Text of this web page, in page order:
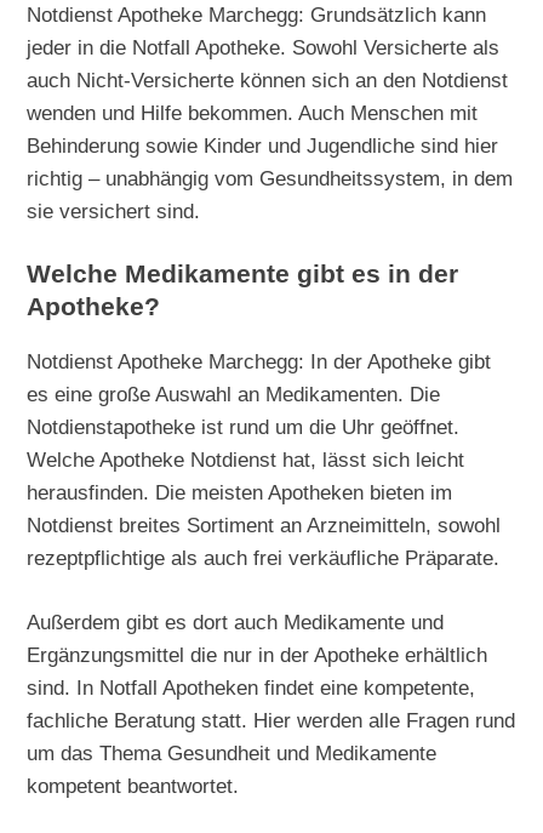
Notdienst Apotheke Marchegg: Grundsätzlich kann
jeder in die Notfall Apotheke. Sowohl Versicherte als
auch Nicht-Versicherte können sich an den Notdienst
wenden und Hilfe bekommen. Auch Menschen mit
Behinderung sowie Kinder und Jugendliche sind hier
richtig – unabhängig vom Gesundheitssystem, in dem
sie versichert sind.
Welche Medikamente gibt es in der
Apotheke?
Notdienst Apotheke Marchegg: In der Apotheke gibt
es eine große Auswahl an Medikamenten. Die
Notdienstapotheke ist rund um die Uhr geöffnet.
Welche Apotheke Notdienst hat, lässt sich leicht
herausfinden. Die meisten Apotheken bieten im
Notdienst breites Sortiment an Arzneimitteln, sowohl
rezeptpflichtige als auch frei verkäufliche Präparate.
Außerdem gibt es dort auch Medikamente und
Ergänzungsmittel die nur in der Apotheke erhältlich
sind. In Notfall Apotheken findet eine kompetente,
fachliche Beratung statt. Hier werden alle Fragen rund
um das Thema Gesundheit und Medikamente
kompetent beantwortet.